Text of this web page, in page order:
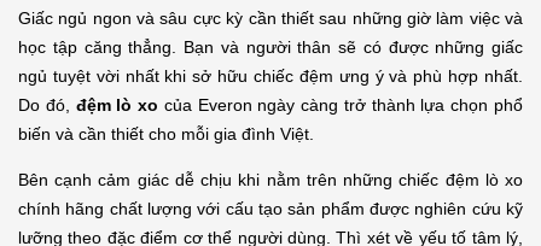
Giấc ngủ ngon và sâu cực kỳ cần thiết sau những giờ làm việc và
học tập căng thẳng. Bạn và người thân sẽ có được những giấc
ngủ tuyệt vời nhất khi sở hữu chiếc đệm ưng ý và phù hợp nhất.
Do đó, đệm lò xo của Everon ngày càng trở thành lựa chọn phổ
biến và cần thiết cho mỗi gia đình Việt.
Bên cạnh cảm giác dễ chịu khi nằm trên những chiếc đệm lò xo
chính hãng chất lượng với cấu tạo sản phẩm được nghiên cứu kỹ